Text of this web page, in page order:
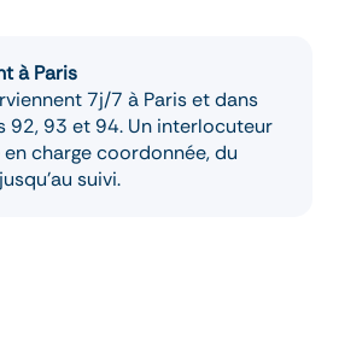
à Paris
7j/7 à Paris et dans
92, 93 et 94. Un interlocuteur
charge coordonnée, du
suivi.